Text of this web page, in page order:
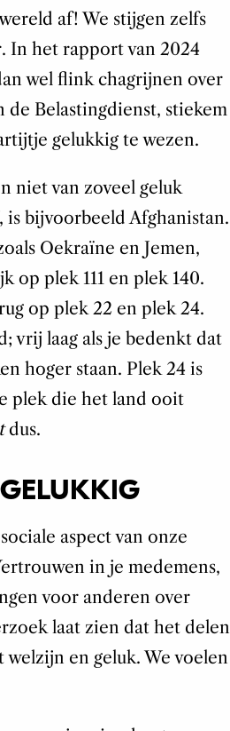
af! We stijgen zelfs
In het rapport van 2024
wel flink chagrijnen over
de Belastingdienst, stiekem
gelukkig te wezen.
niet van zoveel geluk
is bijvoorbeeld Afghanistan.
Oekraïne en Jemen,
op plek 111 en plek 140.
op plek 22 en plek 24.
vrij laag als je bedenkt dat
hoger staan. Plek 24 is
plek die het land ooit
dus.
aspect van onze
in je medemens,
voor anderen over
laat zien dat het delen
en geluk. We voelen